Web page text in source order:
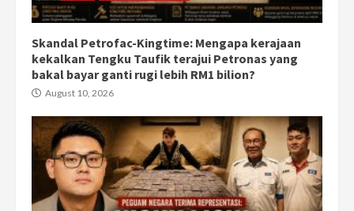
Skandal Petrofac-Kingtime: Mengapa kerajaan
kekalkan Tengku Taufik terajui Petronas yang
bakal bayar ganti rugi lebih RM1 bilion?
August 10, 2026